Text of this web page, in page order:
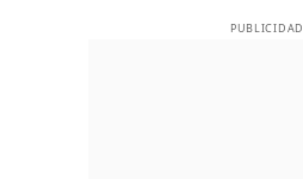
PUBLICIDAD